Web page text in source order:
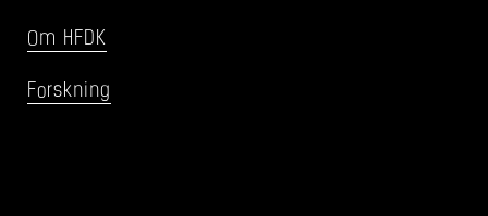
Om HFDK
Forskning